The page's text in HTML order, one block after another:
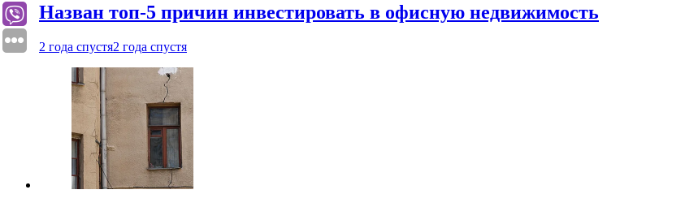
Назван топ-5 причин инвестировать в офисную недвижимость
2 года спустя2 года спустя